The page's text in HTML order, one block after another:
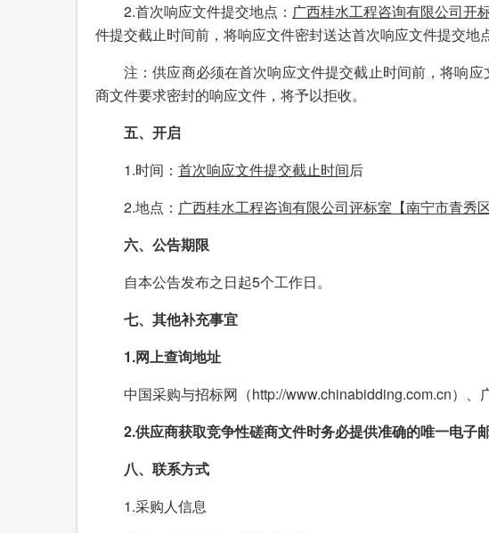
2.首次响应文件提交地点： 广西桂水工程咨询有限公司开
件提交截止时间前，将响应文件密封送达首次响应文件提交地点
注：供应商必须在首次响应文件提交截止时间前，将响
商文件要求密封的响应文件，将予以拒收。
五、开启
1.时间： 首次响应文件提交截止时间后
2.地点： 广西桂水工程咨询有限公司评标室【南宁市青秀
六、公告期限
自本公告发布之日起5个工作日。
七、其他补充事宜
1.网上查询地址
中国采购与招标网（http://www.chinabidding.com.cn）、
2.供应商获取竞争性磋商文件时务必提供准确的唯一电子
八、联系方式
1.采购人信息